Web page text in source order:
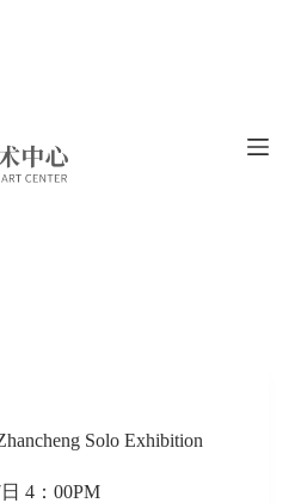
Solo Exhibition
4：00PM